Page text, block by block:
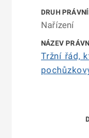
Nařízení
Tržní řád,